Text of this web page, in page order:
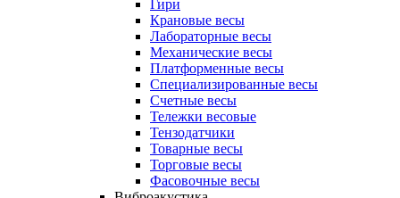
Гири
Крановые весы
Лабораторные весы
Механические весы
Платформенные весы
Специализированные весы
Счетные весы
Тележки весовые
Тензодатчики
Товарные весы
Торговые весы
Фасовочные весы